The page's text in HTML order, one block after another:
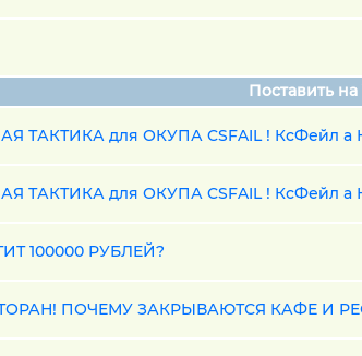
Поставить
ТАКТИКА для ОКУПА CSFAIL ! КсФейл а
ТАКТИКА для ОКУПА CSFAIL ! КсФейл а
100000 РУБЛЕЙ?
ПОЧЕМУ ЗАКРЫВАЮТСЯ КАФЕ И